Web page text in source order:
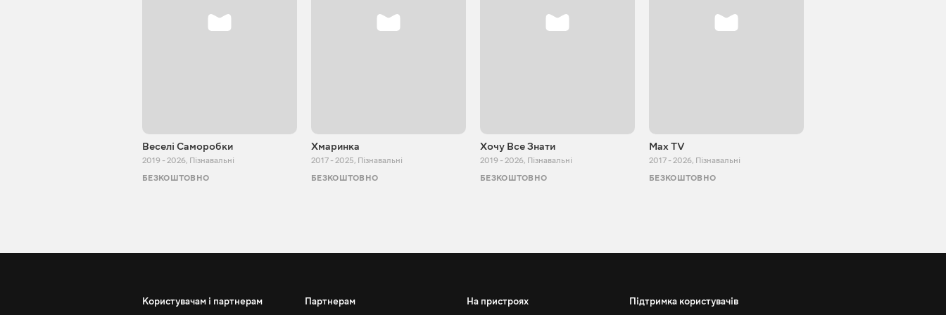
Веселі Саморобки
2019 - 2026, Пізнавальні
БЕЗКОШТОВНО
Хмаринка
2017 - 2025, Пізнавальні
БЕЗКОШТОВНО
Хочу Все Знати
2019 - 2026, Пізнавальні
БЕЗКОШТОВНО
Max TV
2017 - 2026, Пізнавальні
БЕЗКОШТОВНО
Користувачам і партнерам Партнерам На пристроях Підтримка користувачів